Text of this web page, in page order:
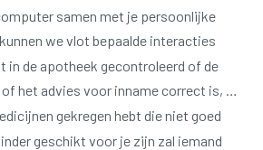
samen met je persoonlijke
we vlot bepaalde interacties
in de apotheek gecontroleerd of de
het advies voor inname correct is, …
gekregen hebt die niet goed
geschikt voor je zijn zal iemand